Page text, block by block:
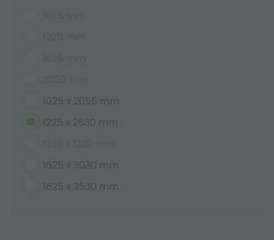
1025 x 2055 mm
1225 x 2530 mm
1625 x 3030 mm
1625 x 3530 mm